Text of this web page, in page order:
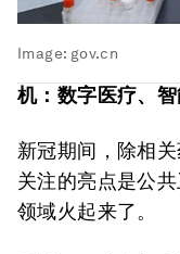
Image: gov.cn
机：数字医疗、
新冠期间，除相
关注的亮点是公
领域火起来了。